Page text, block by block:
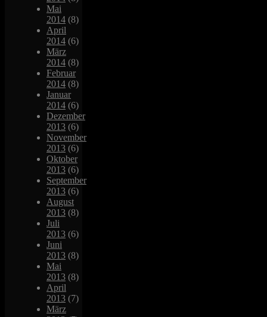
Mai
2014 (8)
April
2014 (6)
März
2014 (8)
Februar
2014 (8)
Januar
2014 (6)
Dezember
2013 (6)
November
2013 (6)
Oktober
2013 (6)
September
2013 (6)
August
2013 (8)
Juli
2013 (6)
Juni
2013 (8)
Mai
2013 (8)
April
2013 (7)
März